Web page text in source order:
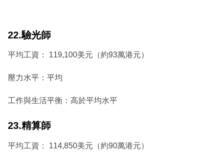
22.驗光師
平均工資： 119,100美元（約93萬港元）
壓力水平：平均
工作與生活平衡：高於平均水平
23.精算師
平均工資： 114,850美元（約90萬港元）